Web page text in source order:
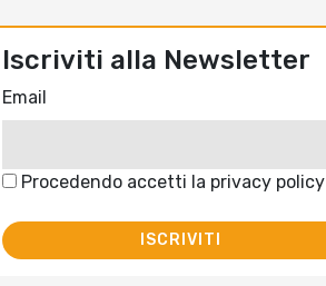
Iscriviti alla Newsletter
Email
Procedendo accetti la privacy policy